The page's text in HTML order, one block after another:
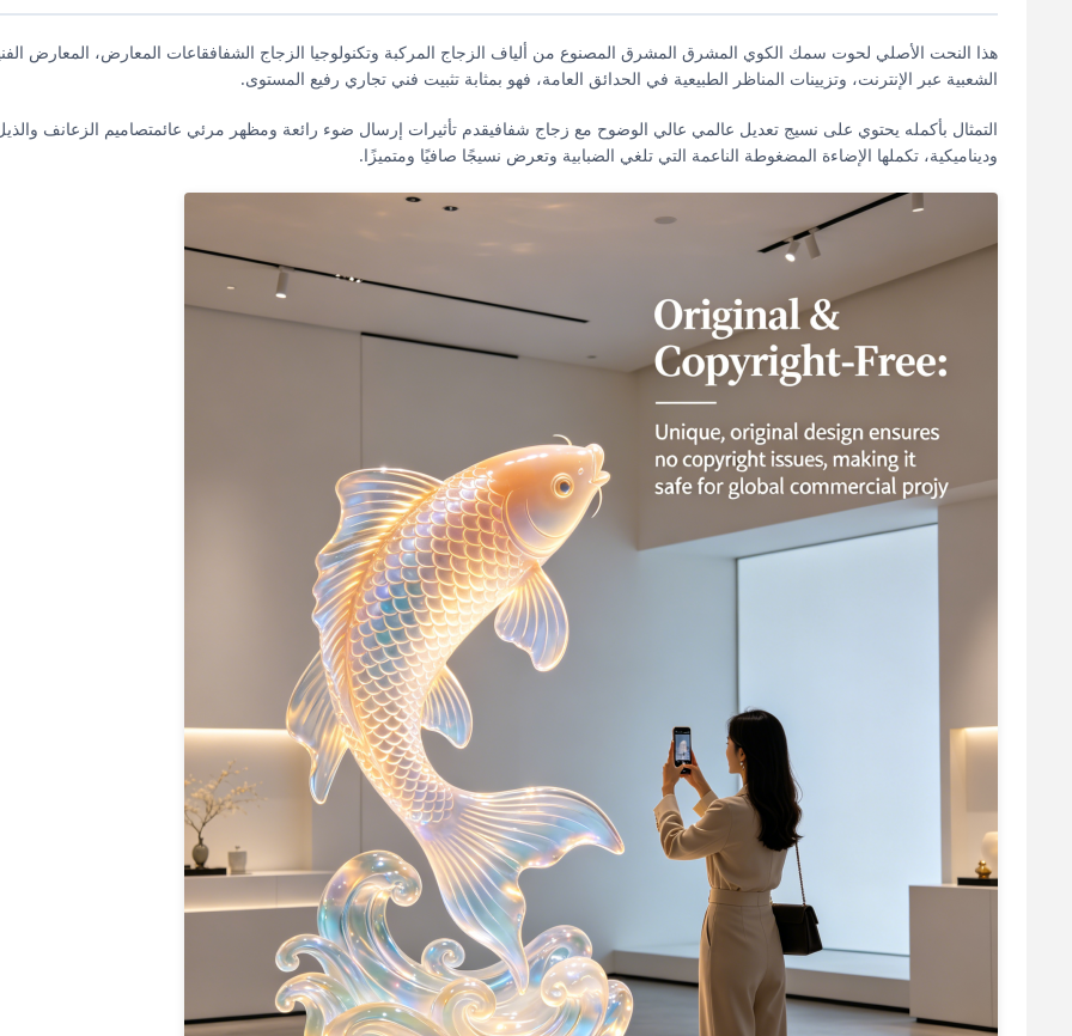
هذا النحت الأصلي لحوت سمك الكوي المشرق المشرق المصنوع من ألياف الزجاج المركبة وتكنولوجيا الزجاج الشفافقاعات المعارض، المعارض
الشعبية عبر الإنترنت، وتزيينات المناظر الطبيعية في الحدائق العامة، فهو بمثابة تثبيت فني تجاري رفيع المستوى.
التمثال بأكمله يحتوي على نسيج تعديل عالمي عالي الوضوح مع زجاج شفافيقدم تأثيرات إرسال ضوء رائعة ومظهر مرئي عائمتصاميم الزعانف والذيل
وديناميكية، تكملها الإضاءة المضغوطة الناعمة التي تلغي الضبابية وتعرض نسيجًا صافيًا ومتميزًا.